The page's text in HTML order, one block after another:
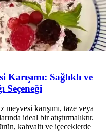
Sağlıklı ve
Seçeneği
karışımı, taze veya
ideal bir atıştırmalıktır.
kahvaltı ve içeceklerde